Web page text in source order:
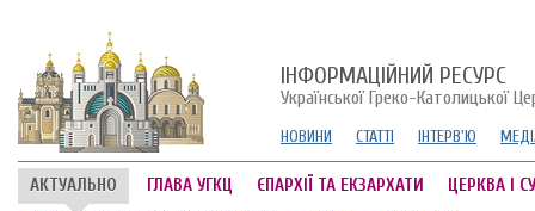
ІНФОРМАЦІЙНИЙ РЕСУРС
Української Греко-Католицької
НОВИНИ СТАТТІ ІНТЕРВ'Ю
АКТУАЛЬНО ГЛАВА УГКЦ ЄПАРХІЇ ТА ЕКЗАРХАТИ ЦЕРКВА І